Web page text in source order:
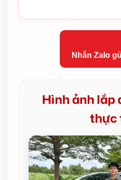
Nhắn Zalo
Hình ảnh lắp
thực